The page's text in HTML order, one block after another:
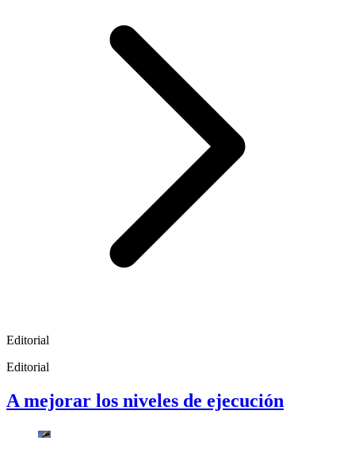
Editorial
Editorial
A mejorar los niveles de ejecución